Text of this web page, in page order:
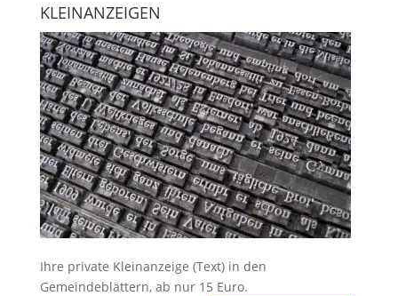
KLEINANZEIGEN
Ihre private Kleinanzeige (Text) in den
Gemeindeblättern, ab nur 15 Euro.